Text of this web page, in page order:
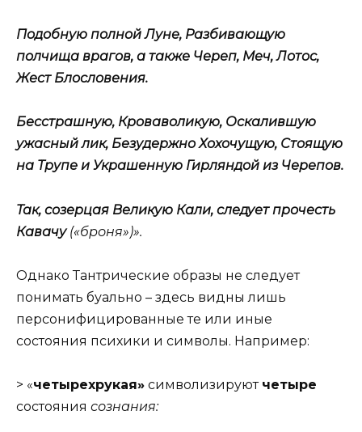
Подобную полной Луне, Разбивающую
полчища врагов, а также Череп, Меч, Лотос,
Жест Блословения.
Бесстрашную, Кроваволикую, Оскалившую
ужасный лик, Безудержно Хохочущую, Стоящую
на Трупе и Украшенную Гирляндой из Черепов.
Так, созерцая Великую Кали, следует прочесть
Кавачу(«броня»)».
Однако Тантрические образы не следует
понимать буально – здесь видны лишь
персонифицированные те или иные
состояния психики и символы. Например:
> «четырехрукая» символизируют четыре
состояния сознания: